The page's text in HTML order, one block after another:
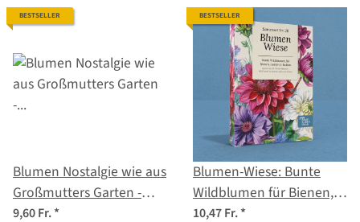
BESTSELLER
Blumen Nostalgie wie aus
Großmutters Garten -
Samenset Nr. 5
9,60 Fr.*
BESTSELLER
Blumen-Wiese: Bunte
Wildblumen für Bienen,
Garten & Balkon –
10,47 Fr.*